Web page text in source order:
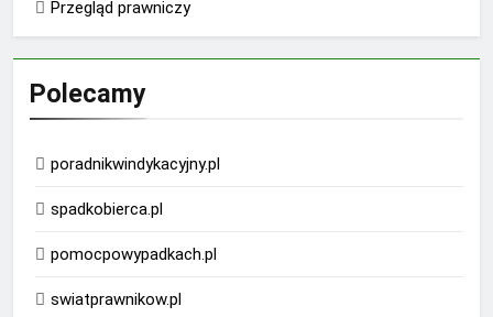
Przegląd prawniczy
Polecamy
poradnikwindykacyjny.pl
spadkobierca.pl
pomocpowypadkach.pl
swiatprawnikow.pl